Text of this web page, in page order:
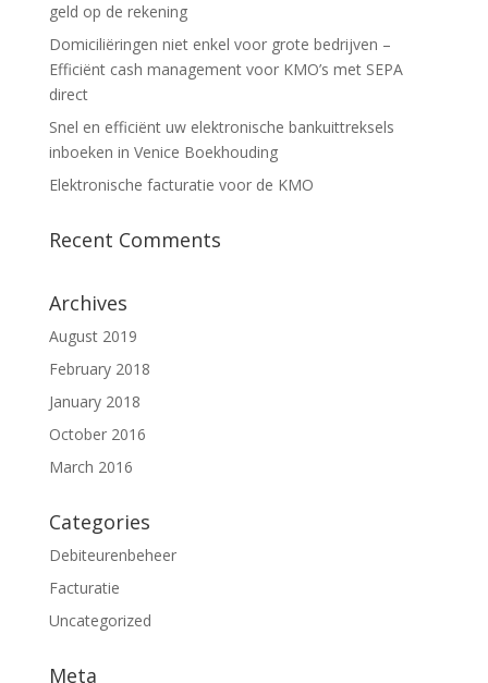
geld op de rekening
Domiciliëringen niet enkel voor grote bedrijven –
Efficiënt cash management voor KMO’s met SEPA
direct
Snel en efficiënt uw elektronische bankuittreksels
inboeken in Venice Boekhouding
Elektronische facturatie voor de KMO
Recent Comments
Archives
August 2019
February 2018
January 2018
October 2016
March 2016
Categories
Debiteurenbeheer
Facturatie
Uncategorized
Meta